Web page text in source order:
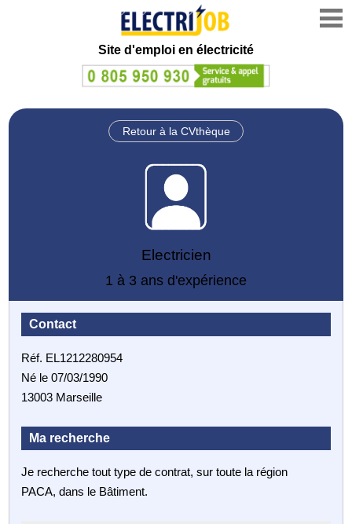
Site d'emploi en électricité
Retour à la CVthèque
Electricien
1 à 3 ans d'expérience
Contact
Réf. EL1212280954
Né le 07/03/1990
13003 Marseille
Ma recherche
Je recherche tout type de contrat, sur toute la région
PACA, dans le Bâtiment.